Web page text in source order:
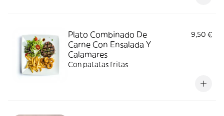
Plato Combinado De
Carne Con Ensalada Y
Calamares
9,50 €
Con patatas fritas